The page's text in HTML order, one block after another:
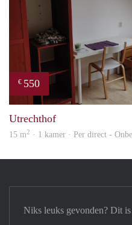
€ 550
Utrechthof
15 m2 · 1 kamer · Per direct -
Niks leuks gevonden? Dit